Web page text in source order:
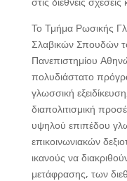
Το Τμήμα Ρωσικής
Σλαβικών Σπουδών
Πανεπιστημίου
πολυδιάστατο
γλωσσική
διαπολιτισμική
υψηλού επιπέδου
επικοινωνιακών
ικανούς να
μετάφρασης, των